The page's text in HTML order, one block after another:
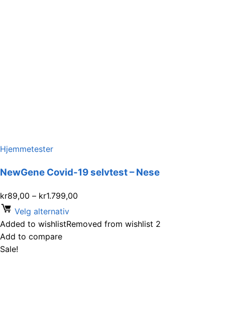
Hjemmetester
NewGene Covid-19 selvtest – Nese
kr89,00 – kr1.799,00
Velg alternativ
Added to wishlistRemoved from wishlist 2
Add to compare
Sale!